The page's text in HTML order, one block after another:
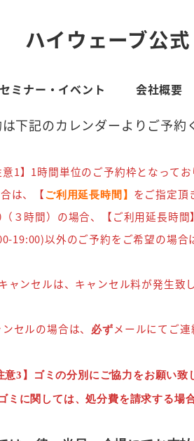
ハイウェーブ公式
セミナー・イベント 会社概要
下記のカレンダーよりご予約
意1】1時間単位のご予約枠となってお
は、【ご利用延長時間】 をご指定頂
３時間）の場合、【ご利用延長時間
19:00)以外のご予約をご希望の場合
ャンセルは、キャンセル料が発生致
セルの場合は、 必ず メールにてご連
意3】ゴミの分別にご協力をお願い致
ミに関しては、処分費を請求する場